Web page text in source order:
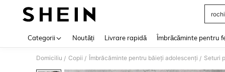
Categorii Noutăți Livrare rapidă Îmbrăcăminte pentru
Domiciliu / Copii / Îmbrăcăminte pentru băieți adolescenți / Seturi